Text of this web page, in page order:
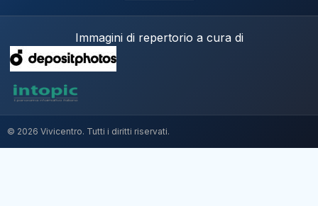
Immagini di repertorio a cura di
© 2026 Vivicentro. Tutti i diritti riservati.